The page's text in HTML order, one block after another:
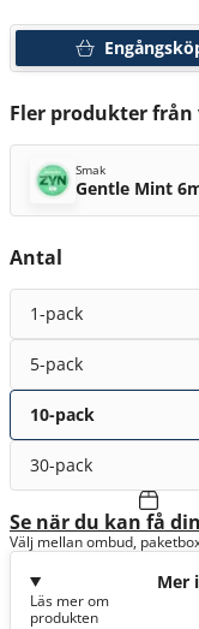
Fler produkter
Smak
Gentle Mint
Antal
1-pack
5-pack
10-pack
30-pack
Se när du kan få
Välj mellan ombud,
Mer
Läs mer om
produkten